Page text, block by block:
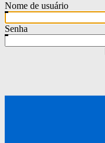
Nome de usuário
Senha